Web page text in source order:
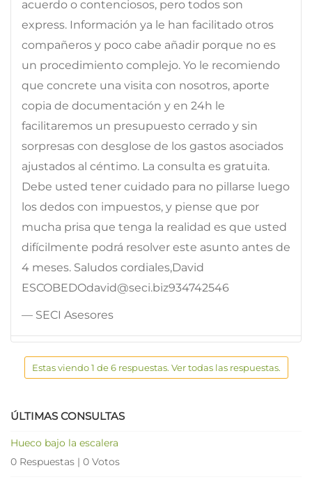
acuerdo o contenciosos, pero todos son
express. Información ya le han facilitado otros
compañeros y poco cabe añadir porque no es
un procedimiento complejo. Yo le recomiendo
que concrete una visita con nosotros, aporte
copia de documentación y en 24h le
facilitaremos un presupuesto cerrado y sin
sorpresas con desglose de los gastos asociados
ajustados al céntimo. La consulta es gratuita.
Debe usted tener cuidado para no pillarse luego
los dedos con impuestos, y piense que por
mucha prisa que tenga la realidad es que usted
difícilmente podrá resolver este asunto antes de
4 meses. Saludos cordiales,David
ESCOBEDOdavid@seci.biz934742546
— SECI Asesores
Estas viendo 1 de 6 respuestas. Ver todas las respuestas.
ÚLTIMAS CONSULTAS
Hueco bajo la escalera
0 Respuestas | 0 Votos